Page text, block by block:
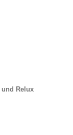
und Relux